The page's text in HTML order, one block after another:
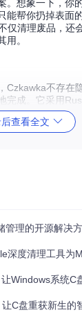
。想象一下，你
能帮你扔掉表面
仅清理废品，还
用。
Czkawka不存在
完成。它采用
性的双重保证
低的系统资源占
"打假专家"
名比对，精准识
文件内容生成唯
查看全文
管理的开源解决
工具为Mac用户释放
系统C盘释放10GB
盘重获新生的智